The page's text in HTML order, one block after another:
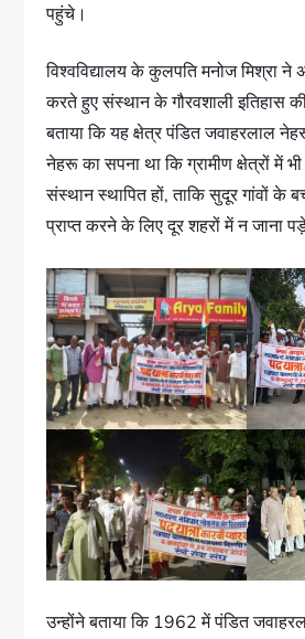
पहुंचे।
विश्वविद्यालय के कुलपति मनोज मिश्रा ने
करते हुए संस्थान के गौरवशाली इतिहास
बताया कि यह क्षेत्र पंडित जवाहरलाल
नेहरू का सपना था कि ग्रामीण क्षेत्रों में
संस्थान स्थापित हों, ताकि सुदूर गांवों के
प्राप्त करने के लिए दूर शहरों में न जाना
उन्होंने बताया कि 1962 में पंडित